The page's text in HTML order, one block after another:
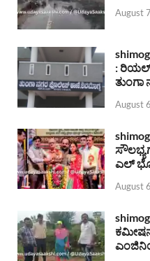
August
: ರಿಯಲ್
ತುಂಗಾ
August
ಎಲ್
August